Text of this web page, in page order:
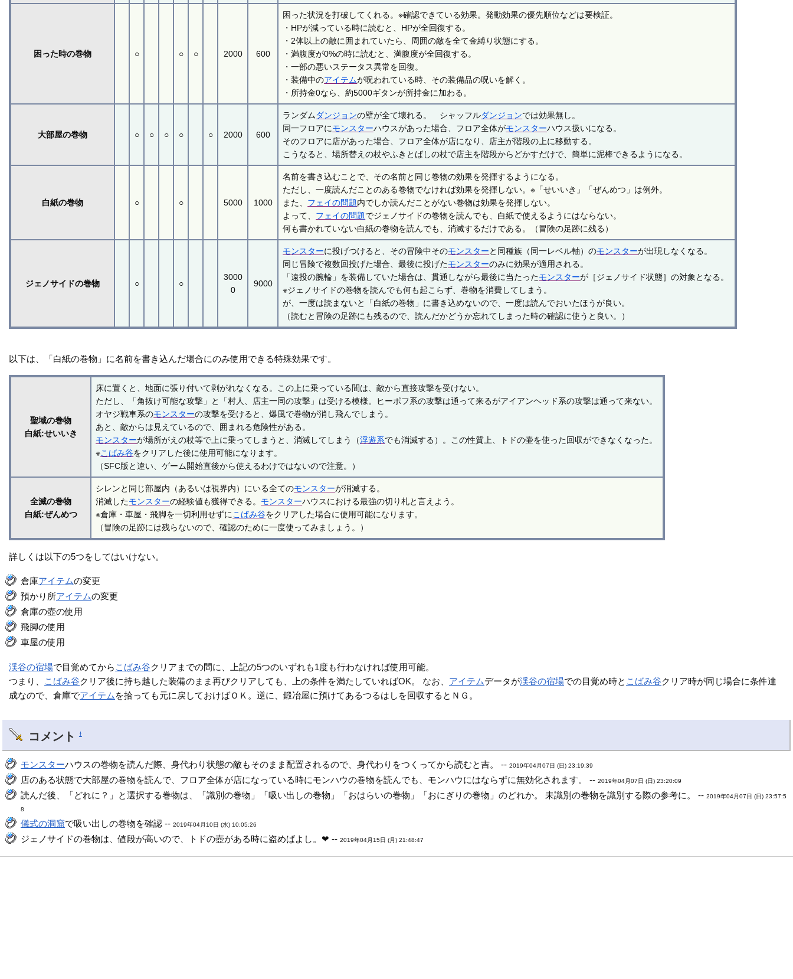
困った時の巻物 ○ ○ ○ 2000 600
困った状況を打破してくれる。※確認できている効果。発動効果の優先順位などは要検証。
・HPが減っている時に読むと、HPが全回復する。
・2体以上の敵に囲まれていたら、周囲の敵を全て金縛り状態にする。
・満腹度が0%の時に読むと、満腹度が全回復する。
・一部の悪いステータス異常を回復。
・装備中のアイテムが呪われている時、その装備品の呪いを解く。
・所持金0なら、約5000ギタンが所持金に加わる。
大部屋の巻物 ○ ○ ○ ○ ○ 2000 600
ランダムダンジョンの壁が全て壊れる。 シャッフルダンジョンでは効果無し。
同一フロアにモンスターハウスがあった場合、フロア全体がモンスターハウス扱いになる。
そのフロアに店があった場合、フロア全体が店になり、店主が階段の上に移動する。
こうなると、場所替えの杖やふきとばしの杖で店主を階段からどかすだけで、簡単に泥棒できるようになる。
白紙の巻物 ○ ○ 5000 1000
名前を書き込むことで、その名前と同じ巻物の効果を発揮するようになる。
ただし、一度読んだことのある巻物でなければ効果を発揮しない。※「せいいき」「ぜんめつ」は例外。
また、 フェイの問題内でしか読んだことがない巻物は効果を発揮しない。
よって、 フェイの問題でジェノサイドの巻物を読んでも、白紙で使えるようにはならない。
何も書かれていない白紙の巻物を読んでも、消滅するだけである。（冒険の足跡に残る）
ジェノサイドの巻物 ○ ○
3000
0
9000
モンスターに投げつけると、その冒険中そのモンスターと同種族（同一レベル軸）のモンスターが出現しなくなる。
同じ冒険で複数回投げた場合、最後に投げたモンスターのみに効果が適用される。
「遠投の腕輪」を装備していた場合は、貫通しながら最後に当たったモンスターが［ジェノサイド状態］の対象となる。
※ジェノサイドの巻物を読んでも何も起こらず、巻物を消費してしまう。
が、一度は読まないと「白紙の巻物」に書き込めないので、一度は読んでおいたほうが良い。
（読むと冒険の足跡にも残るので、読んだかどうか忘れてしまった時の確認に使うと良い。）
以下は、「白紙の巻物」に名前を書き込んだ場合にのみ使用できる特殊効果です。
聖域の巻物
白紙:せいいき
床に置くと、地面に張り付いて剥がれなくなる。この上に乗っている間は、敵から直接攻撃を受けない。
ただし、「角抜け可能な攻撃」と「村人、店主一同の攻撃」は受ける模様。ヒーポフ系の攻撃は通って来るがアイアンヘッド系の攻撃は通って来ない。
オヤジ戦車系のモンスターの攻撃を受けると、爆風で巻物が消し飛んでしまう。
あと、敵からは見えているので、囲まれる危険性がある。
モンスターが場所がえの杖等で上に乗ってしまうと、消滅してしまう（浮遊系でも消滅する）。この性質上、トドの壷を使った回収ができなくなった。
※こばみ谷をクリアした後に使用可能になります。
（SFC版と違い、ゲーム開始直後から使えるわけではないので注意。）
全滅の巻物
白紙:ぜんめつ
シレンと同じ部屋内（あるいは視界内）にいる全てのモンスターが消滅する。
消滅したモンスターの経験値も獲得できる。 モンスターハウスにおける最強の切り札と言えよう。
※倉庫・車屋・飛脚を一切利用せずにこばみ谷をクリアした場合に使用可能になります。
（冒険の足跡には残らないので、確認のために一度使ってみましょう。）
詳しくは以下の5つをしてはいけない。
倉庫アイテムの変更
預かり所アイテムの変更
倉庫の壺の使用
飛脚の使用
車屋の使用
渓谷の宿場で目覚めてから こばみ谷クリアまでの間に、上記の5つのいずれも1度も行わなければ使用可能。
つまり、
こばみ谷クリア後に持ち越した装備のまま再びクリアしても、上の条件を満たしていればOK。 なお、 アイテムデータが渓谷の宿場での目覚め時と こばみ谷クリア時が同じ場合に条件達
成なので、倉庫でアイテム を拾っても元に戻しておけばＯＫ。逆に、鍛冶屋に預けてあるつるはしを回収するとＮＧ。
コメント †
モンスターハウスの巻物を読んだ際、身代わり状態の敵もそのまま配置されるので、身代わりをつくってから読むと吉。 --2019年04月07日 (日) 23:19:39
店のある状態で大部屋の巻物を読んで、フロア全体が店になっている時にモンハウの巻物を読んでも、モンハウにはならずに無効化されます。 --2019年04月07日 (日) 23:20:09
読んだ後、「どれに？」と選択する巻物は、「識別の巻物」「吸い出しの巻物」「おはらいの巻物」「おにぎりの巻物」のどれか。 未識別の巻物を識別する際の参考に。 --2019年04月07日 (日) 23:57:5
8
儀式の洞窟で吸い出しの巻物を確認 --2019年04月10日 (水) 10:05:26
ジェノサイドの巻物は、値段が高いので、トドの壺がある時に盗めばよし。❤ --2019年04月15日 (月) 21:48:47